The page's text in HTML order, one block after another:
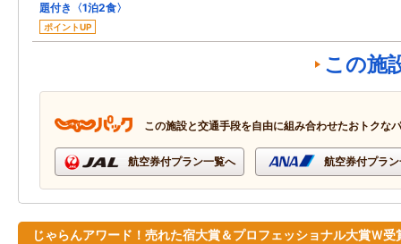
題付き〈1泊2食〉
ポイントUP
この施
この施設と交通手段を自由に組み合わせたおトクな
航空券付プラン一覧へ 航空券付プラ
じゃらんアワード！売れた宿大賞＆プロフェッショナル大賞Ｗ受